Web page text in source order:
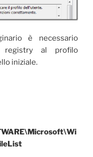
è necessario
al profilo
iniziale.